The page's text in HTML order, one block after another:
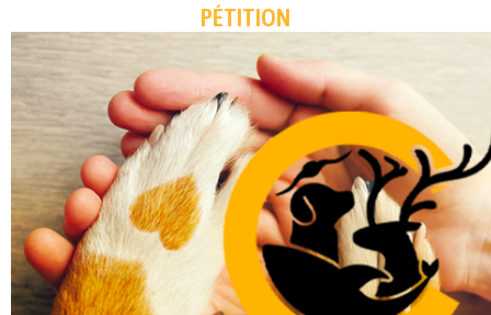
PÉTITION